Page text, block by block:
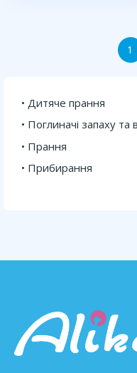
Дитяче прання
Поглиначі запаху та
Прання
Прибирання
1